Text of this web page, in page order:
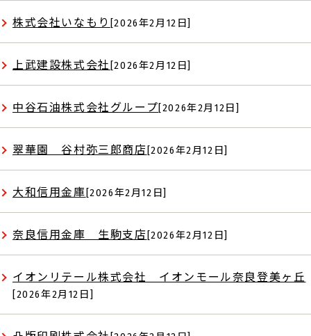
株式会社いなもり [2026年2月12日]
上武建設株式会社 [2026年2月12日]
中谷石油株式会社グループ[2026年2月12日]
翠華園 谷村弥三郎商店 [2026年2月12日]
大和信用金庫 [2026年2月12日]
奈良信用金庫 生駒支店 [2026年2月12日]
イオンリテール株式会社 イオンモール奈良登美ヶ丘
[2026年2月12日]